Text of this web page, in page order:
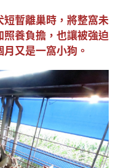
暫離巢時，將整窩未
養負擔，也讓被強迫
又是一窩小狗。